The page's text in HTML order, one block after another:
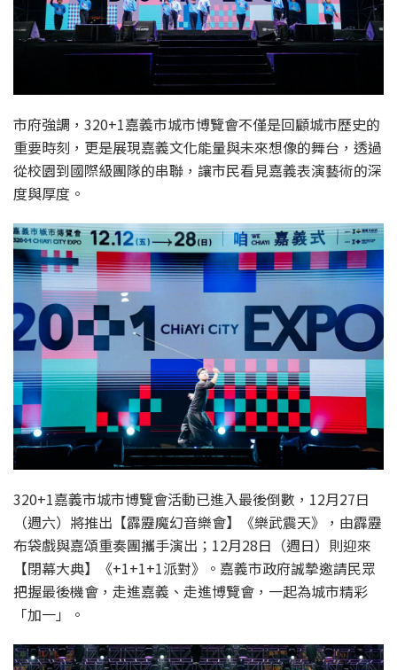
市府強調，320+1嘉義市城市博覽會不僅是回顧城市歷史的
重要時刻，更是展現嘉義文化能量與未來想像的舞台，透過
從校園到國際級團隊的串聯，讓市民看見嘉義表演藝術的深
度與厚度。
320+1嘉義市城市博覽會活動已進入最後倒數，12月27日
（週六）將推出【霹靂魔幻音樂會】《樂武震天》，由霹靂
布袋戲與嘉頌重奏團攜手演出；12月28日（週日）則迎來
【閉幕大典】《+1+1+1派對》。嘉義市政府誠摯邀請民眾
把握最後機會，走進嘉義、走進博覽會，一起為城市精彩
「加一」。